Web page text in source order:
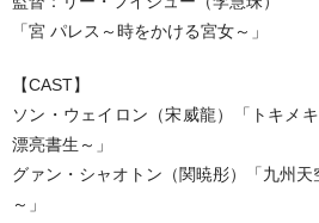
「宮 パレス～時をかける宮女～」
【CAST】
ソン・ウェイロン（宋威龍）「トキメ
漂亮書生～」
グァン・シャオトン（関暁彤）「九州
～」